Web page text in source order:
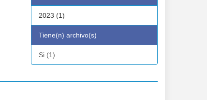
2023 (1)
Tiene(n) archivo(s)
Si (1)